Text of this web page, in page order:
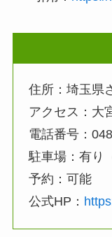
住所：埼玉県
アクセス：大
電話番号：
駐車場：有り
予約：可能
公式HP：